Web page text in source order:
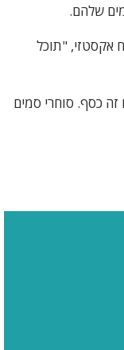
שלהם.
אקסטזי, "תוכל
כסף. סוחרי סמים